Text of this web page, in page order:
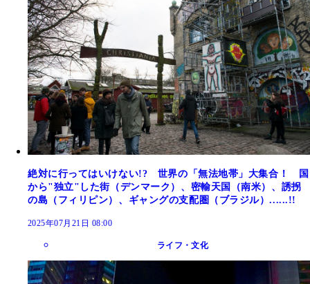
絶対に行ってはいけない!? 世界の「無法地帯」大集合！ 国
から"独立"した街（デンマーク）、密輸天国（南米）、誘拐
の島（フィリピン）、ギャングの支配圏（ブラジル）......!!
2025年07月21日 08:00
ライフ・文化